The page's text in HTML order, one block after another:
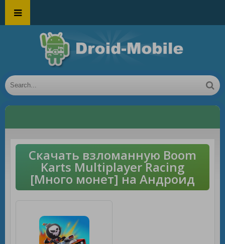
Скачать взломанную Boom
Karts Multiplayer Racing
[Много монет] на Андроид